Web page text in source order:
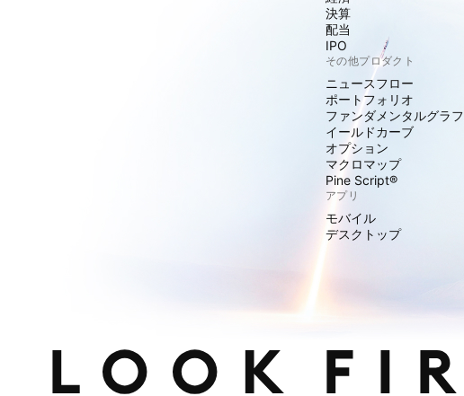
決算
配当
IPO
その他プロダクト
ニュースフロー
ポートフォリオ
ファンダメンタルグラフ
イールドカーブ
オプション
マクロマップ
Pine Script®
アプリ
モバイル
デスクトップ